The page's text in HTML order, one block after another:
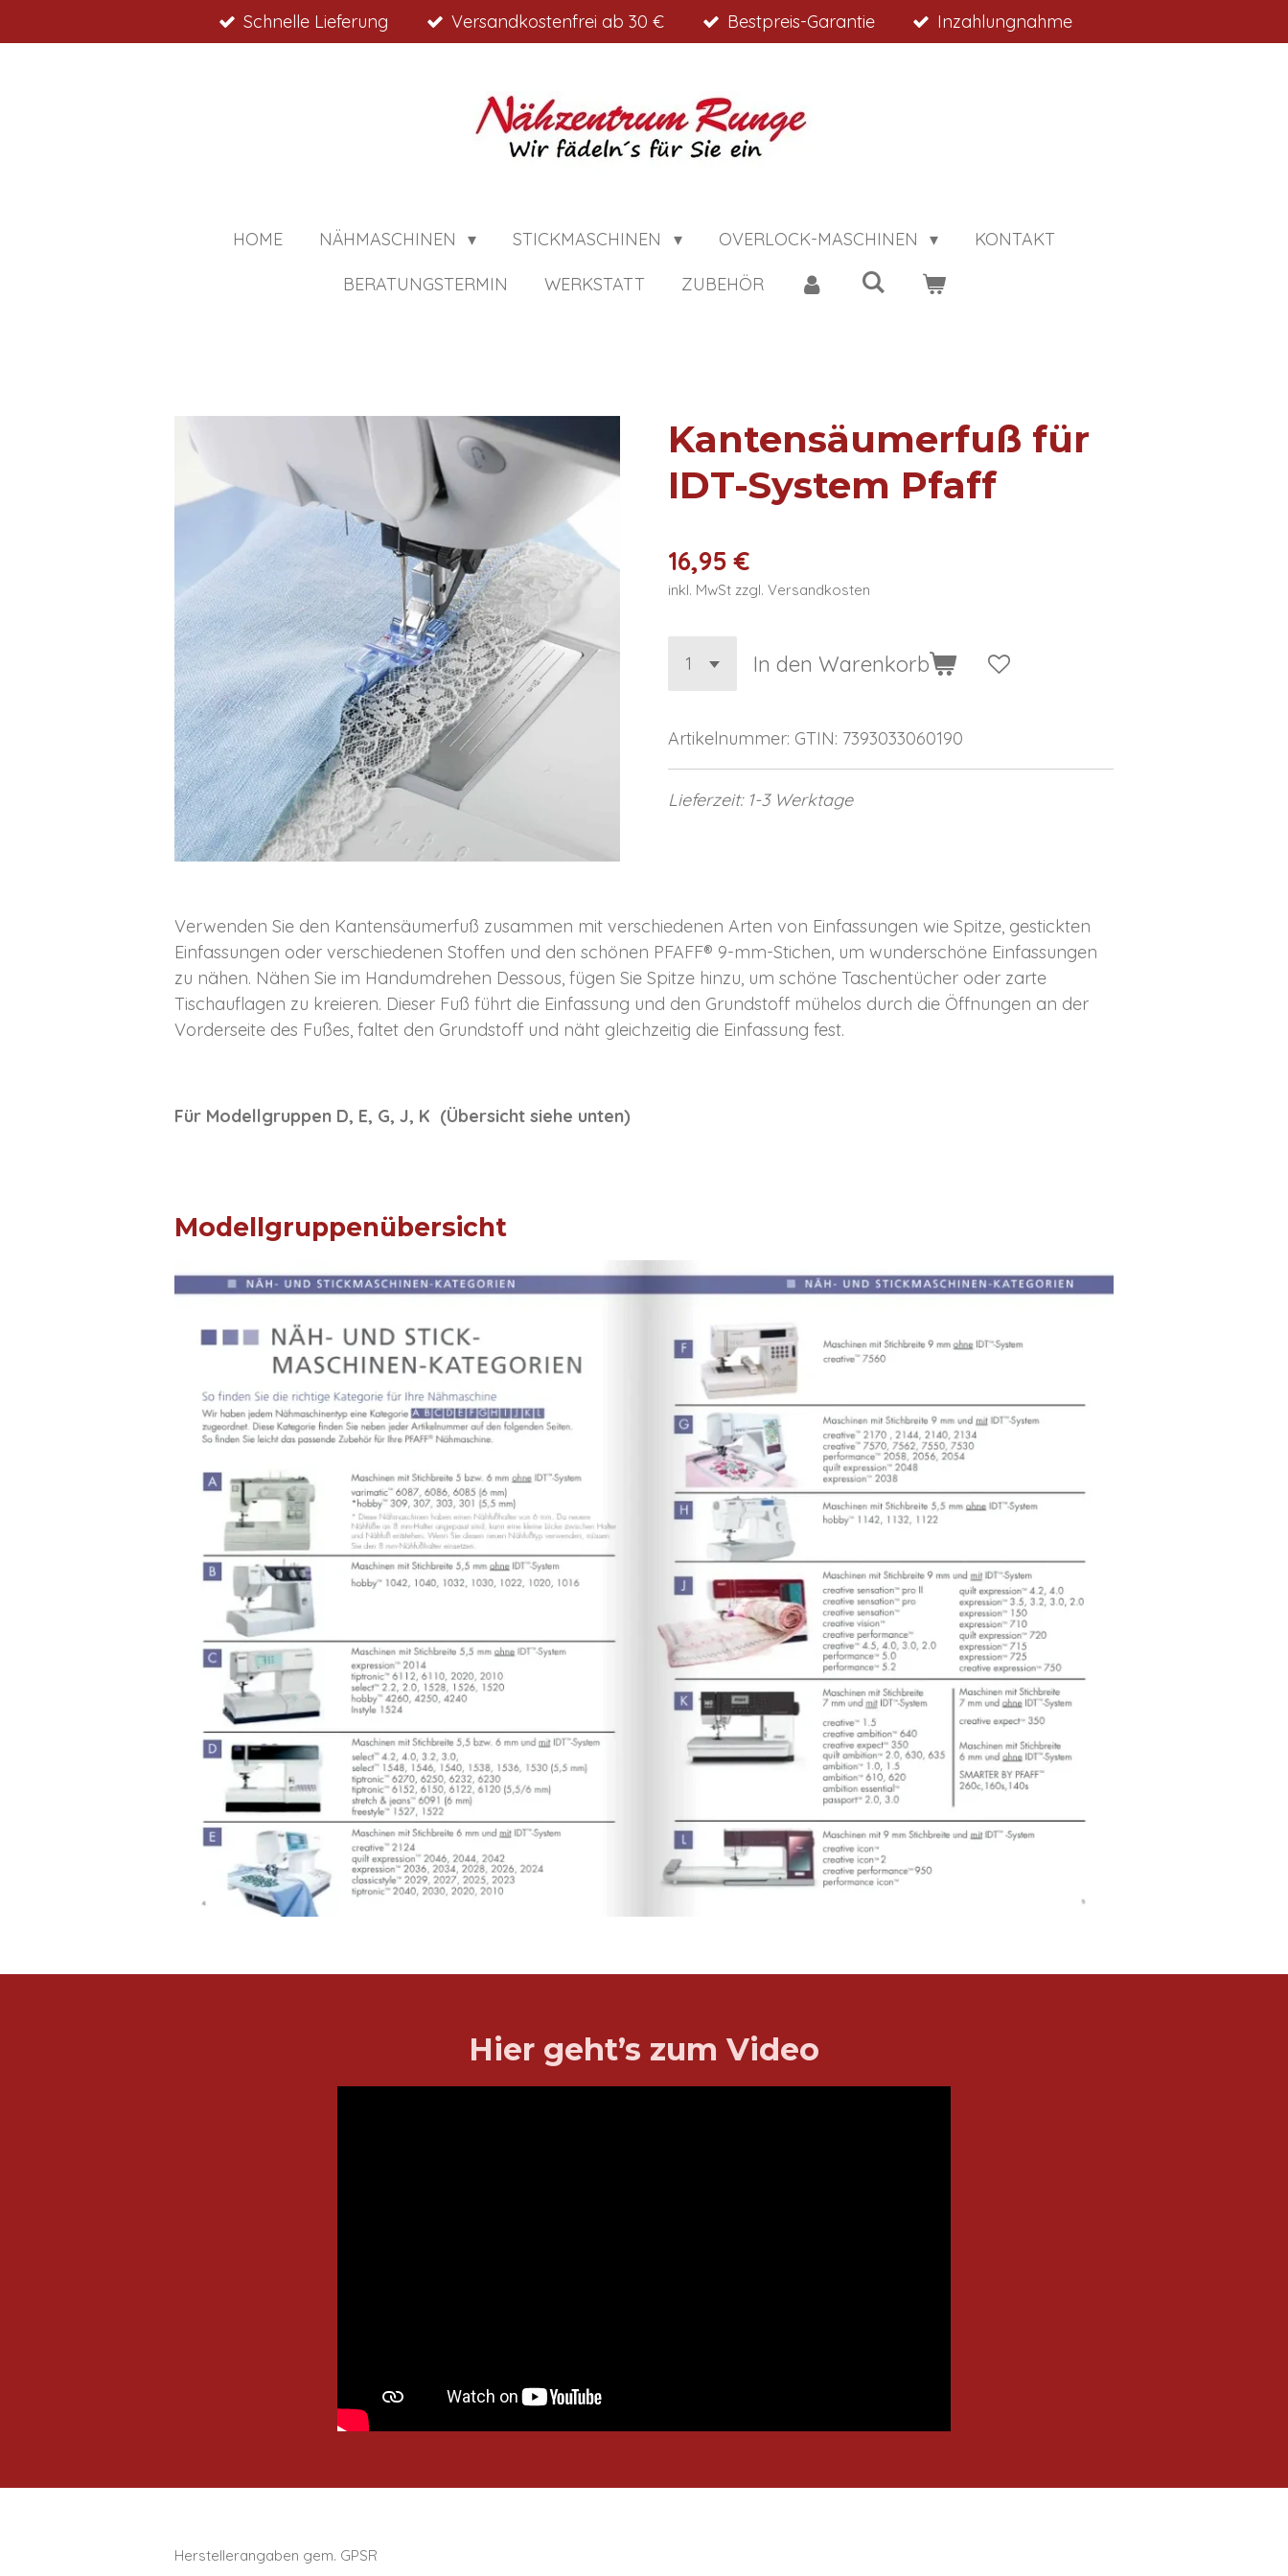
Hauptinhalt
Schnelle Lieferung Versandkostenfrei ab 30 € Bestpreis-Garantie Inzahlungnahme
HOME NÄHMASCHINEN STICKMASCHINEN OVERLOCK-MASCHINEN KONTAKT
BERATUNGSTERMIN WERKSTATT ZUBEHÖR
Kantensäumerfuß für
IDT-System Pfaff
16,95 €
inkl. MwSt zzgl. Versandkosten
In den Warenkorb
Artikelnummer: GTIN: 7393033060190
Lieferzeit: 1-3 Werktage
Verwenden Sie den Kantensäumerfuß zusammen mit verschiedenen Arten von Einfassungen wie Spitze, gestickten
Einfassungen oder verschiedenen Stoffen und den schönen PFAFF® 9-mm-Stichen, um wunderschöne Einfassungen
zu nähen. Nähen Sie im Handumdrehen Dessous, fügen Sie Spitze hinzu, um schöne Taschentücher oder zarte
Tischauflagen zu kreieren. Dieser Fuß führt die Einfassung und den Grundstoff mühelos durch die Öffnungen an der
Vorderseite des Fußes, faltet den Grundstoff und näht gleichzeitig die Einfassung fest.
Für Modellgruppen D, E, G, J, K (Übersicht siehe unten)
Modellgruppenübersicht
Hier geht’s zum Video
Herstellerangaben gem. GPSR